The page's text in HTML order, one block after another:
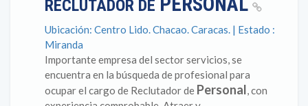
RECLUTADOR DE
Ubicación: Centro Lido. Chacao. Caracas. | Estado :
Miranda
Importante empresa del sector servicios, se
encuentra en la búsqueda de profesional para
ocupar el cargo de Reclutador de Personal, con